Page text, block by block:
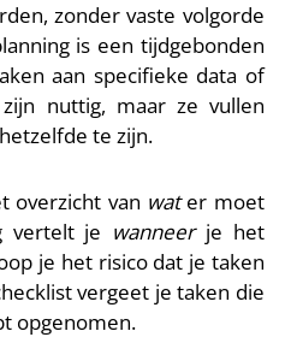
zonder vaste volgorde
is een tijdgebonden
aan specifieke data of
nuttig, maar ze vullen
te zijn.
overzicht van water moet
vertelt je wanneerje het
je het risico dat je taken
vergeet je taken die
opgenomen.